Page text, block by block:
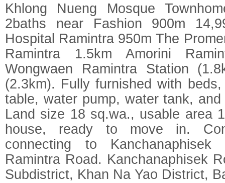
Khlong Nueng Mosque
2baths near Fashion 900m
Hospital Ramintra 950m The
Ramintra 1.5km Amorini
Wongwaen Ramintra Station
(2.3km). Fully furnished with
table, water pump, water tank,
Land size 18 sq.wa., usable area
house, ready to move in.
connecting to
Ramintra Road. Kanchanaphisek
Subdistrict, Khan Na Yao District,